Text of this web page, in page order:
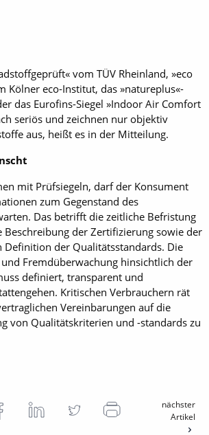
vom TÜV Rheinland, »eco
Kölner eco-Institut, das »natureplus«-
das Eurofins-Siegel »Indoor Air Comfort
seriös und zeichnen nur objektiv
aus, heißt es in der Mitteilung.
mit Prüfsiegeln, darf der Konsument
zum Gegenstand des
Das betrifft die zeitliche Befristung
Beschreibung der Zertifizierung sowie der
der Qualitätsstandards. Die
und Fremdüberwachung hinsichtlich der
definiert, transparent und
Kritischen Verbrauchern rät
Vereinbarungen auf die
von Qualitätskriterien und -standards zu
nächster
Artikel